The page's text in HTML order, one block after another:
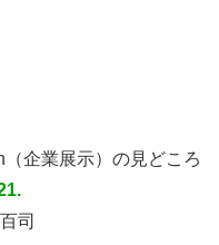
企業展示）の見どころ
司